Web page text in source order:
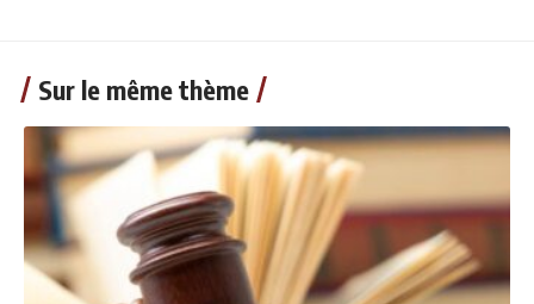
Sur le même thème